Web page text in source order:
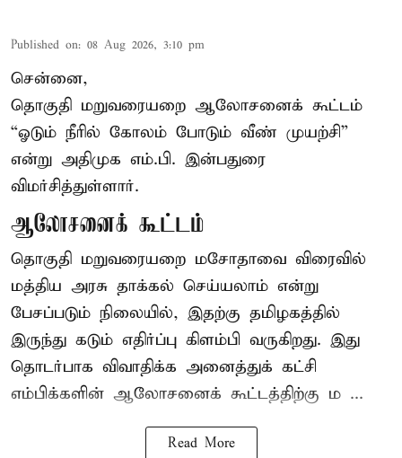
Published on: 08 Aug 2026, 3:10 pm
சென்னை,
தொகுதி மறுவரையறை ஆலோசனைக் கூட்டம்
“ஓடும் நீரில் கோலம் போடும் வீண் முயற்சி”
என்று அதிமுக எம்.பி. இன்பதுரை
விமர்சித்துள்ளார்.
ஆலோசனைக் கூட்டம்
தொகுதி மறுவரையறை மசோதாவை விரைவில்
மத்திய அரசு தாக்கல் செய்யலாம் என்று
பேசப்படும் நிலையில், இதற்கு தமிழகத்தில்
இருந்து கடும் எதிர்ப்பு கிளம்பி வருகிறது. இது
தொடர்பாக விவாதிக்க அனைத்துக் கட்சி
எம்பிக்களின் ஆலோசனைக் கூட்டத்திற்கு ம ...
Read More